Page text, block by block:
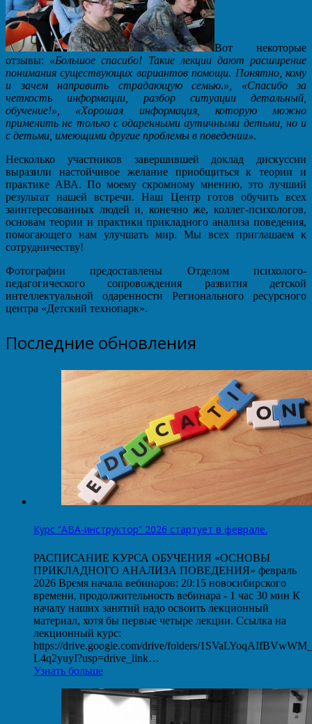
Вот некоторые
отзывы: «Большое спасибо! Такие лекции дают расширение
понимания существующих вариантов помощи. Понятно, кому
и зачем направить страдающую семью.», «Спасибо за
четкость информации, разбор ситуации детальный,
обучение!», «Хорошая информация, которую можно
применить не только с одаренными аутичными детьми, но и
с детьми, имеющими другие проблемы в поведении».
Несколько участников завершившей доклад дискуссии
выразили настойчивое желание приобщиться к теории и
практике АВА. По моему скромному мнению, это лучший
результат нашей встречи. Наш Центр готов обучить всех
заинтересованных людей и, конечно же, коллег-психологов,
основам теории и практики прикладного анализа поведения,
помогающего нам улучшать мир. Мы всех приглашаем к
сотрудничеству!
Фотографии предоставлены Отделом психолого-
педагогического сопровождения развития детской
интеллектуальной одаренности Регионального ресурсного
центра «Детский технопарк».
Последние обновления
Курс “АВА-инструктор” 2026 стартует в феврале.
РАСПИСАНИЕ КУРСА ОБУЧЕНИЯ «ОСНОВЫ
ПРИКЛАДНОГО АНАЛИЗА ПОВЕДЕНИЯ» февраль
2026 Время начала вебинаров: 20:15 новосибирского
времени, продолжительность вебинара - 1 час 30 мин К
началу наших занятий надо освоить лекционный
материал, хотя бы первые четыре лекции. Ссылка на
лекционный курс:
https://drive.google.com/drive/folders/
L4q2yuyI?usp=drive_link…
Узнать больше